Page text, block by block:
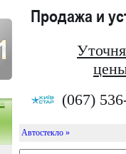
Продажа и
(067)
Автостекло »